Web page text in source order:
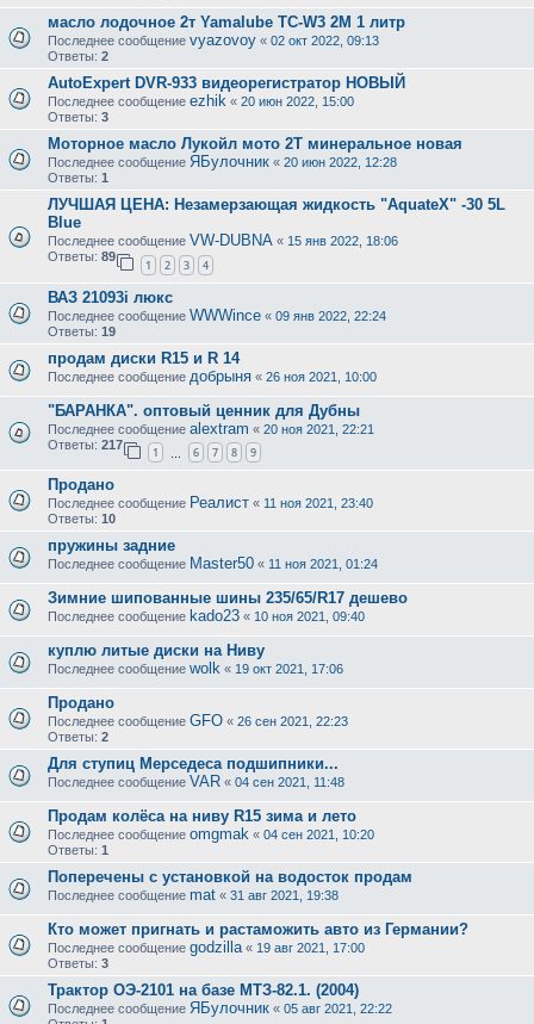
масло лодочное 2т Yamalube TC-W3 2M 1 литр
Последнее сообщение vyazovoy « 02 окт 2022, 09:13
Ответы: 2
AutoExpert DVR-933 видеорегистратор НОВЫЙ
Последнее сообщение ezhik « 20 июн 2022, 15:00
Ответы: 3
Моторное масло Лукойл мото 2T минеральное новая
Последнее сообщение ЯБулочник « 20 июн 2022, 12:28
Ответы: 1
ЛУЧШАЯ ЦЕНА: Незамерзающая жидкость "AquateX" -30 5L
Blue
Последнее сообщение VW-DUBNA « 15 янв 2022, 18:06
Ответы: 89
1 2 3 4
ВАЗ 21093i люкс
Последнее сообщение WWWince « 09 янв 2022, 22:24
Ответы: 19
продам диски R15 и R 14
Последнее сообщение добрыня « 26 ноя 2021, 10:00
"БАРАНКА". оптовый ценник для Дубны
Последнее сообщение alextram « 20 ноя 2021, 22:21
Ответы: 217
1 6 7 8 9
Продано
Последнее сообщение Реалист « 11 ноя 2021, 23:40
Ответы: 10
пружины задние
Последнее сообщение Master50 « 11 ноя 2021, 01:24
Зимние шипованные шины 235/65/R17 дешево
Последнее сообщение kado23 « 10 ноя 2021, 09:40
куплю литые диски на Ниву
Последнее сообщение wolk « 19 окт 2021, 17:06
Продано
Последнее сообщение GFO « 26 сен 2021, 22:23
Ответы: 2
Для ступиц Мерседеса подшипники...
Последнее сообщение VAR « 04 сен 2021, 11:48
Продам колёса на ниву R15 зима и лето
Последнее сообщение omgmak « 04 сен 2021, 10:20
Ответы: 1
Поперечены с установкой на водосток продам
Последнее сообщение mat « 31 авг 2021, 19:38
Кто может пригнать и растаможить авто из Германии?
Последнее сообщение godzilla« 19 авг 2021, 17:00
Ответы: 3
Трактор ОЭ-2101 на базе МТЗ-82.1. (2004)
Последнее сообщение ЯБулочник « 05 авг 2021, 22:22